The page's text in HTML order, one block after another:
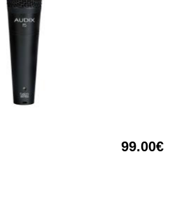
99.00